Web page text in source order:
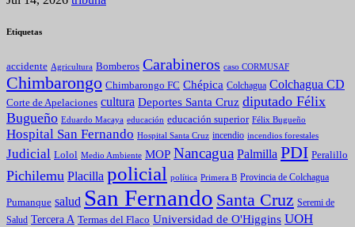
Etiquetas
accidente Agricultura Bomberos Carabineros caso CORMUSAF
Chimbarongo Chimbarongo FC Chépica Colchagua Colchagua CD
Corte de Apelaciones cultura Deportes Santa Cruz diputado Félix
Bugueño Eduardo Macaya educación educación superior Félix Bugueño
Hospital San Fernando Hospital Santa Cruz incendio incendios forestales
Judicial Lolol Medio Ambiente MOP Nancagua Palmilla PDI Peralillo
Pichilemu Placilla policial política Primera B Provincia de Colchagua
Pumanque salud San Fernando Santa Cruz Seremi de
Salud Tercera A Termas del Flaco Universidad de O'Higgins UOH